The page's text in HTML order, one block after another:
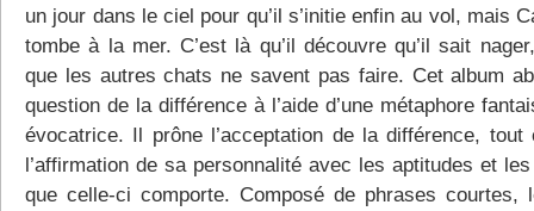
un jour dans le ciel pour qu’il s’initie enfin au vol, mais
tombe à la mer. C’est là qu’il découvre qu’il sait
que les autres chats ne savent pas faire. Cet album
question de la différence à l’aide d’une métaphore
évocatrice. Il prône l’acceptation de la différence, tout
l’affirmation de sa personnalité avec les aptitudes et
que celle-ci comporte. Composé de phrases courtes,